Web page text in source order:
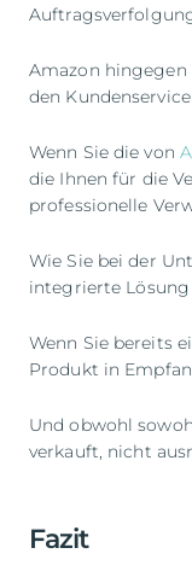
Amazon hingegen
den
Wenn Sie die von
die Ihnen für die
professionelle
Wie Sie bei der
integrierte
Wenn Sie bereits
Produkt in
Und obwohl
verkauft, nicht
Fazit